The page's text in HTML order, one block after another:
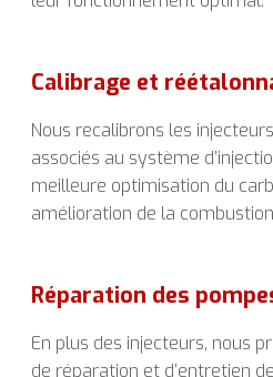
Calibrage et
Nous recalibrons les
associés au système
meilleure optimisation du
amélioration de la
Réparation des
En plus des injecteurs, nous
de réparation et d’entretien